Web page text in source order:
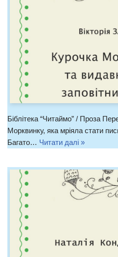
Біблітека “Читаймо” / Проза
Морквинку, яка мріяла стати
Багато… Читати далі »